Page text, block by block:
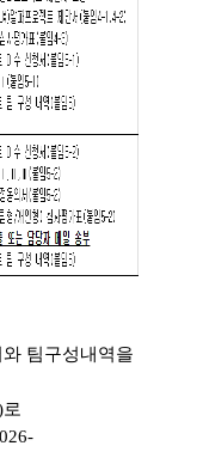
팀구성내역을
로